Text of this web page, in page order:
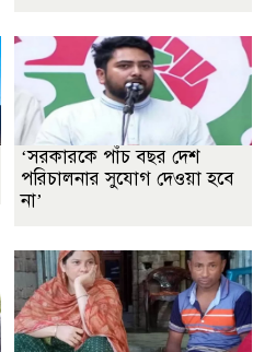
‘সরকারকে পাঁচ বছর দেশ
পরিচালনার সুযোগ দেওয়া হবে
না’